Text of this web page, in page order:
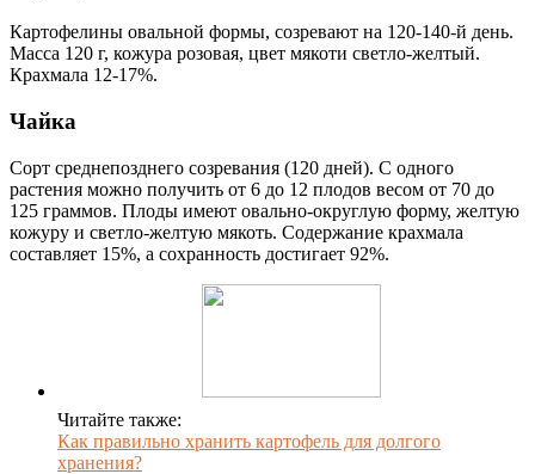
Картофелины овальной формы, созревают на 120-140-й день.
Масса 120 г, кожура розовая, цвет мякоти светло-желтый.
Крахмала 12-17%.
Чайка
Сорт среднепозднего созревания (120 дней). С одного
растения можно получить от 6 до 12 плодов весом от 70 до
125 граммов. Плоды имеют овально-округлую форму, желтую
кожуру и светло-желтую мякоть. Содержание крахмала
составляет 15%, а сохранность достигает 92%.
Читайте также:
Как правильно хранить картофель для долгого
хранения?